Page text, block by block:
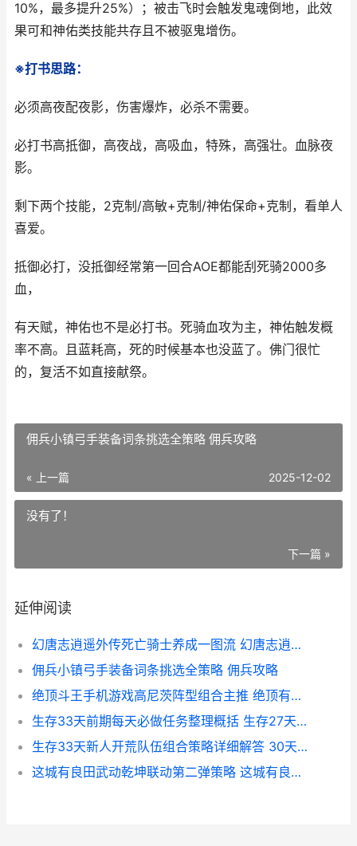
10%，最多提升25%）；被击飞时会触发鬼魂倒地，此效
果可和神佑类技能共存且不被驱鬼增伤。
※打书思路：
必须高夜配夜影，伤害爆炸，必杀不需要。
必打书高抵御，高夜战，高吸血，特殊，高强壮。血脉夜
影。
剩下两个技能，2克制/高敏+克制/神佑保命+克制，看单人
喜爱。
抵御必打，没抵御经常第一回合AOE都能刮死骑2000多
血，
有天赋，神佑也不是必打书。死骑血攻为主，神佑触发概
率不高。且蓝耗高，死的时候基本也没蓝了。佛门很忙
的，复活不如直接献祭。
佣兵小镇弓手装备词条挑选全策略 佣兵攻略
« 上一篇 2025-12-02
没有了！
下一篇 »
延伸阅读
幻唐志逍遥外传死亡骑士养成一图流 幻唐志逍遥外传零氪选什么职业
佣兵小镇弓手装备词条挑选全策略 佣兵攻略
绝顶斗王手机游戏高尼茨阵型组合主推 绝顶有动画吗
生存33天前期每天必做任务整理概括 生存27天之后游戏
生存33天新人开荒队伍组合策略详细解答 30天生存破解版
这城有良田武动乾坤联动第二弹策略 这城有良田武动乾坤